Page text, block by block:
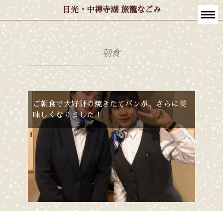
日光・中禅寺湖 旅籠なごみ
朝食
ご朝食で大好評の焼きたてパンが、さらに美
味しくなりました！